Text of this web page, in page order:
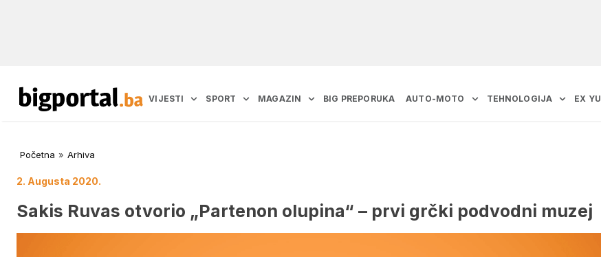
VIJESTI SPORT MAGAZIN BIG PREPORUKA AUTO-MOTO TEHNOLOGIJA EX YU
Početna » Arhiva
2. Augusta 2020.
Sakis Ruvas otvorio „Partenon olupina“ – prvi grčki podvodni muzej